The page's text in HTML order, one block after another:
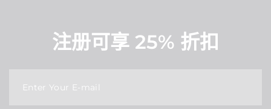
注册可享 25% 折扣
Enter Your E-mail